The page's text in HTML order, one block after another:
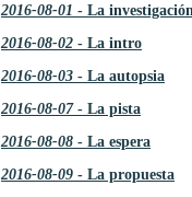
2016-08-01 - La investigación
2016-08-02 - La intro
2016-08-03 - La autopsia
2016-08-07- La pista
2016-08-08 - La espera
2016-08-09 - La propuesta